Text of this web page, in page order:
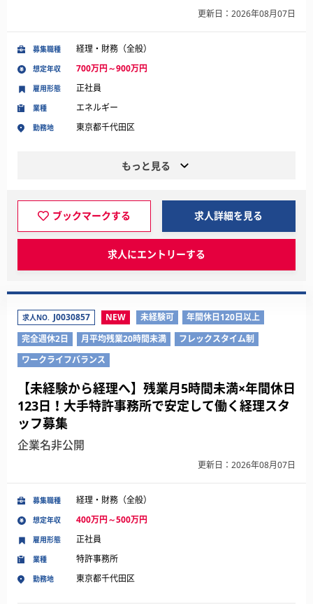
更新日：2026年08月07日
募集職種 経理・財務（全般）
想定年収 700万円～900万円
業種 エネルギー
勤務地 東京都千代田区
雇用形態 正社員
もっと見る
ブックマークする 求人詳細を見る
求人にエントリーする
求人NO. J0030857 NEW 未経験可
年間休日120日以上
完全週休2日
月平均残業20時間未満
フレックスタイム制
ワークライフバランス
【未経験から経理へ】残業月5時間未満×年間休日
123日！大手特許事務所で安定して働く経理スタ
ッフ募集
企業名非公開
更新日：2026年08月07日
募集職種 経理・財務（全般）
想定年収 400万円～500万円
業種 特許事務所
勤務地 東京都千代田区
雇用形態 正社員